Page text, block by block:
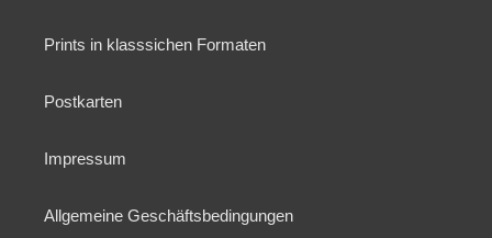
Prints in klasssichen Formaten
Postkarten
Impressum
Allgemeine Geschäftsbedingungen